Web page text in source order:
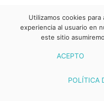
Utilizamos cookies
experiencia al usuario en
este sitio
ACEPTO
POLÍTICA